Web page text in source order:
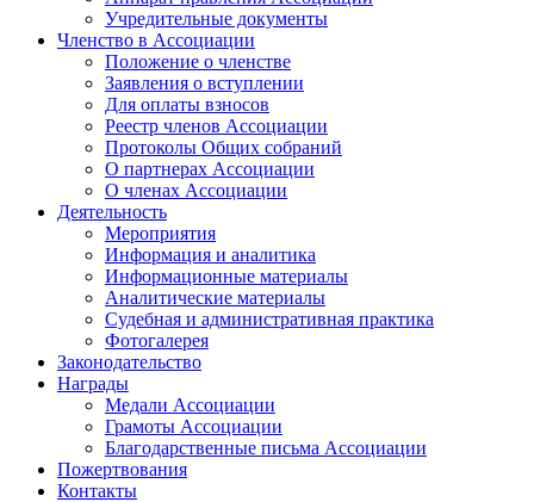
Учредительные документы
Членство в Ассоциации
Положение о членстве
Заявления о вступлении
Для оплаты взносов
Реестр членов Ассоциации
Протоколы Общих собраний
О партнерах Ассоциации
О членах Ассоциации
Деятельность
Мероприятия
Информация и аналитика
Информационные материалы
Аналитические материалы
Судебная и административная практика
Фотогалерея
Законодательство
Награды
Медали Ассоциации
Грамоты Ассоциации
Благодарственные письма Ассоциации
Пожертвования
Контакты